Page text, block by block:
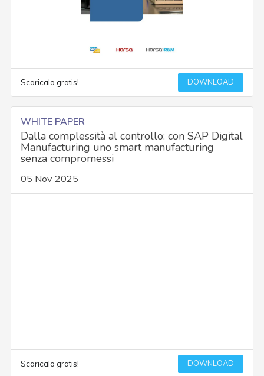
Scaricalo gratis! DOWNLOAD
WHITE PAPER
Dalla complessità al controllo: con SAP Digital
Manufacturing uno smart manufacturing
senza compromessi
05 Nov 2025
Scaricalo gratis! DOWNLOAD